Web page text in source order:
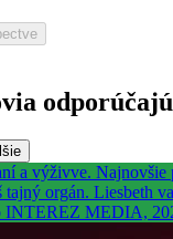
odporúčajú